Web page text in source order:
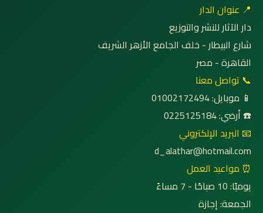
📍 عنوان الدار
دار الآثار للنشر والتوزيع
شارع البيطار - خلف الجامع الأزهر الشريف
القاهرة - مصر
📞 تواصل معنا
📱 موبايل: 01002172494
☎️ أرضي: 0225125184
📧 البريد الإلكتروني
d_alathar@hotmail.com
⏰ مواعيد العمل
يوميًا: 10 صباحًا - 7 مساءً
الجمعة: إجازة